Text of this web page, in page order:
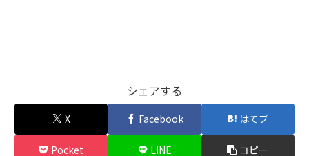
シェアする
X Facebook はてブ
Pocket LINE コピー